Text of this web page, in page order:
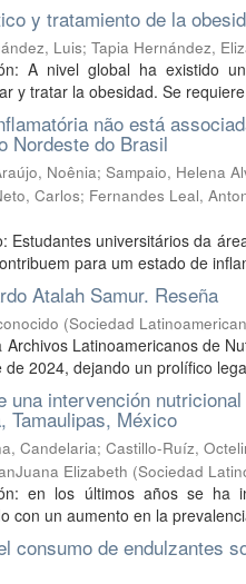
y tratamiento de la
Luis; Tapia Hernández,
A nivel global ha existido
y tratar la obesidad. Se
não está
Nordeste do Brasil
Noênia; Sampaio, Helena
Carlos; Fernandes Leal,
Estudantes universitários da
para um estado de
Atalah Samur. Reseña
(Sociedad
Archivos Latinoamericanos de
de 2024, dejando un prolífico
una intervención
Tamaulipas, México
Candelaria; Castillo-Ruíz,
Elizabeth (Sociedad
en los últimos años se ha
con un aumento en la
consumo de endulzantes